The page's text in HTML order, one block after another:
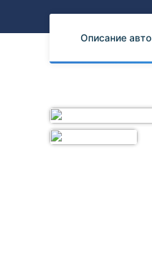
Subaru
Описание авто